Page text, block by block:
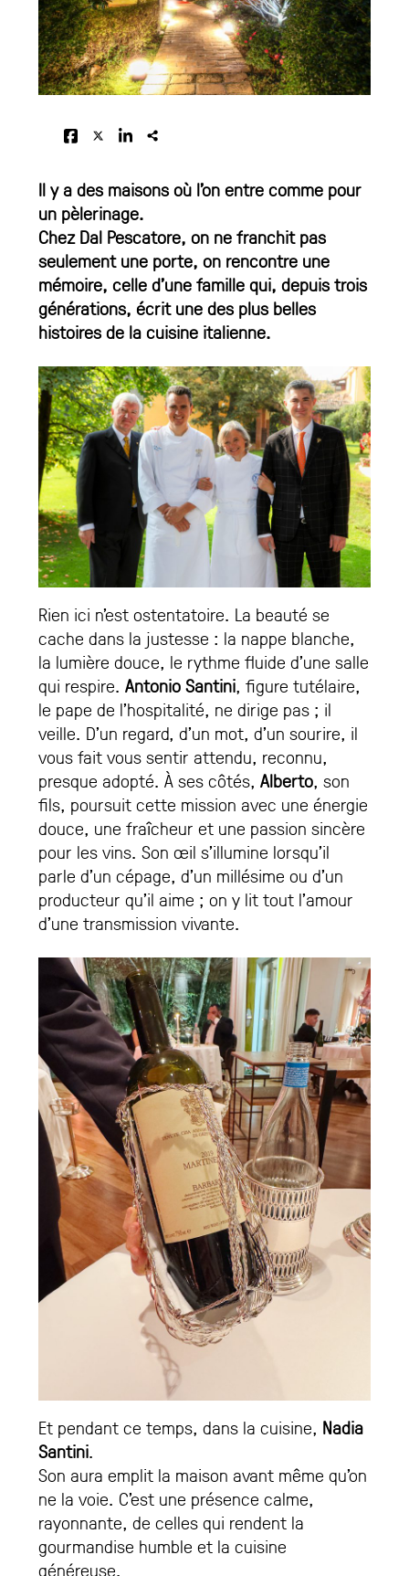
Il y a des maisons où l’on entre comme pour
un pèlerinage.
Chez Dal Pescatore, on ne franchit pas
seulement une porte, on rencontre une
mémoire, celle d’une famille qui, depuis trois
générations, écrit une des plus belles
histoires de la cuisine italienne.
Rien ici n’est ostentatoire. La beauté se
cache dans la justesse : la nappe blanche,
la lumière douce, le rythme fluide d’une salle
qui respire.Antonio Santini, figure tutélaire,
le pape de l’hospitalité, ne dirige pas ; il
veille. D’un regard, d’un mot, d’un sourire, il
vous fait vous sentir attendu, reconnu,
presque adopté. À ses côtés,Alberto, son
fils, poursuit cette mission avec une énergie
douce, une fraîcheur et une passion sincère
pour les vins. Son œil s’illumine lorsqu’il
parle d’un cépage, d’un millésime ou d’un
producteur qu’il aime ; on y lit tout l’amour
d’une transmission vivante.
Et pendant ce temps, dans la cuisine, Nadia
Santini.
Son aura emplit la maison avant même qu’on
ne la voie. C’est une présence calme,
rayonnante, de celles qui rendent la
gourmandise humble et la cuisine
généreuse.